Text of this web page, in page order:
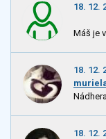
18. 12.
Máš je
18. 12.
18. 12.